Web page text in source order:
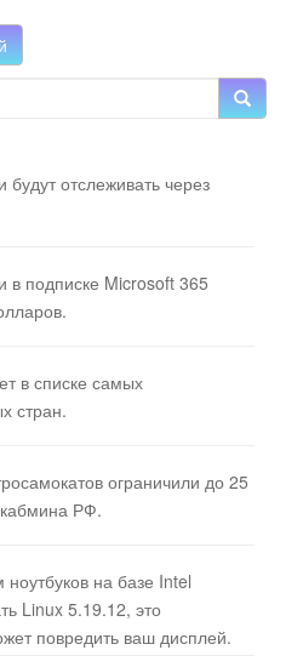
будут отслеживать через
в подписке Microsoft 365
в списке самых
стран.
ограничили до 25
РФ.
ноутбуков на базе Intel
Linux 5.19.12, это
повредить ваш дисплей.